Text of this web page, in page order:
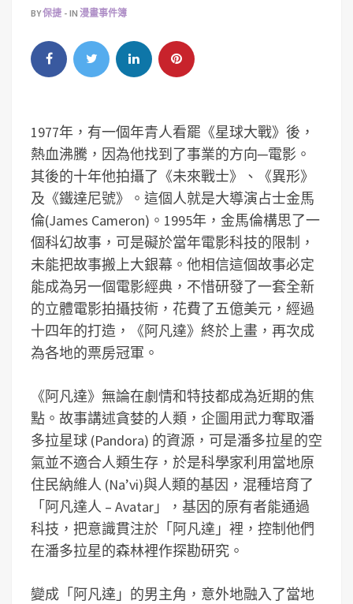
BY保捷 IN 漫畫事件簿
1977年，有一個年青人看罷《星球大戰》後，
熱血沸騰，因為他找到了事業的方向─電影。
其後的十年他拍攝了《未來戰士》、《異形》
及《鐵達尼號》。這個人就是大導演占士金馬
倫(James Cameron)。1995年，金馬倫構思了一
個科幻故事，可是礙於當年電影科技的限制，
未能把故事搬上大銀幕。他相信這個故事必定
能成為另一個電影經典，不惜研發了一套全新
的立體電影拍攝技術，花費了五億美元，經過
十四年的打造，《阿凡達》終於上畫，再次成
為各地的票房冠軍。
《阿凡達》無論在劇情和特技都成為近期的焦
點。故事講述貪婪的人類，企圖用武力奪取潘
多拉星球 (Pandora) 的資源，可是潘多拉星的空
氣並不適合人類生存，於是科學家利用當地原
住民納維人 (Na’vi)與人類的基因，混種培育了
「阿凡達人 – Avatar」，基因的原有者能通過
科技，把意識貫注於「阿凡達」裡，控制他們
在潘多拉星的森林裡作探勘研究。
變成「阿凡達」的男主角，意外地融入了當地